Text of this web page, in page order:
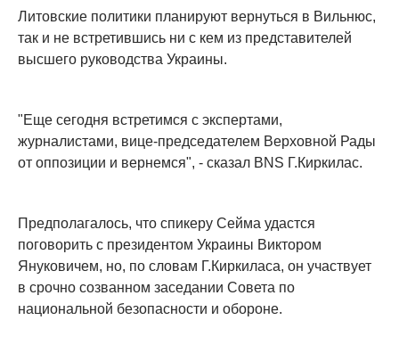
Литовские политики планируют вернуться в Вильнюс,
так и не встретившись ни с кем из представителей
высшего руководства Украины.
"Еще сегодня встретимся с экспертами,
журналистами, вице-председателем Верховной Рады
от оппозиции и вернемся", - сказал BNS Г.Киркилас.
Предполагалось, что спикеру Сейма удастся
поговорить с президентом Украины Виктором
Януковичем, но, по словам Г.Киркиласа, он участвует
в срочно созванном заседании Совета по
национальной безопасности и обороне.